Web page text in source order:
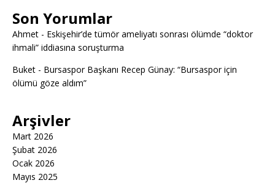
Son Yorumlar
Ahmet - Eskişehir’de tümör ameliyatı sonrası ölümde “doktor
ihmali” iddiasına soruşturma
Buket - Bursaspor Başkanı Recep Günay: “Bursaspor için
ölümü göze aldım”
Arşivler
Mart 2026
Şubat 2026
Ocak 2026
Mayıs 2025